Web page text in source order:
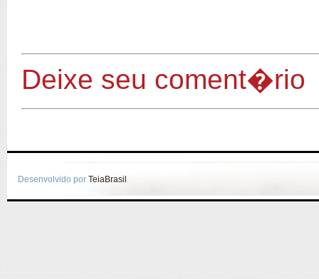
Deixe seu coment�rio
Desenvolvido por TeiaBrasil